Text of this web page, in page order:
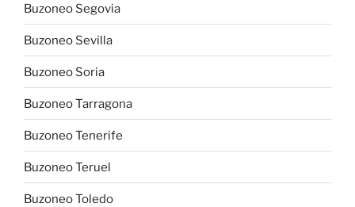
Buzoneo Segovia
Buzoneo Sevilla
Buzoneo Soria
Buzoneo Tarragona
Buzoneo Tenerife
Buzoneo Teruel
Buzoneo Toledo